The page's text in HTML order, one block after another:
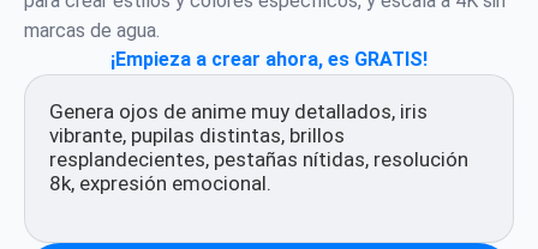
marcas de agua.
¡Empieza a crear ahora, es GRATIS!